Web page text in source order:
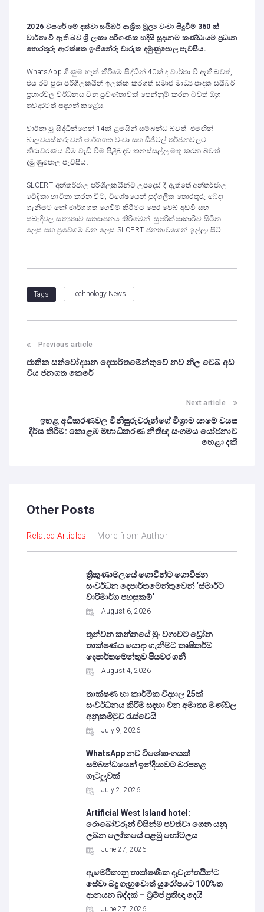
2026 වසරේ මේ දක්වා සයිබර් ආශ්‍රිත මූල්‍ය වංචා සිදුවීම් 360 ක්
වාර්තා වී ඇති බව ශ්‍රී ලංකා පරිගණක හදිසි සූදානම කණ්ඩායම ප්‍රධාන
තොරතුරු ආරක්ෂක ඉංජිනේරු චාරුක දමුණුපොල පැවසීය.
WhatsApp ගිණුම් හැක් කිරීමේ සිද්ධීන් 40ක් ද වාර්තා වී ඇති බවත්,
එය රට පුරා පරිශීලකයින් ඉලක්ක කරගත් සමාජ මාධ්‍ය පාදක සයිබර්
ප්‍රහාරවල වර්ධනය වන ප්‍රවණතාවක් පෙන්නුම් කරන බවත් ඔහු
තවදුරටත් සඳහන් කළේය.
වාර්තා වූ සිද්ධීන්ගෙන් 14ක් ළමයින් සම්බන්ධ බවත්, එමඟින්
බාලවයස්කරුවන් මාර්ගගත වංචා සහ ඩිජිටල් තර්ජනවලට
නිරාවරණය වීම වැඩි වීම පිළිබඳව කනස්සල්ල මතු කරන බවත්
දමුණුපොල පැවසීය.
SLCERT අන්තර්ජාල පරිශීලකයින්ට උපදෙස් දී ඇත්තේ අන්තර්ජාල
වේදිකා භාවිතා කරන විට, විශේෂයෙන් පුද්ගලික තොරතුරු බෙදා
ගැනීමට හෝ මාර්ගගත ගෙවීම් කිරීමට පෙර වෙබ් අඩවි සහ
සබැඳිවල සත්‍යතාව සත්‍යාපනය කිරීමෙන්, සුපරීක්ෂාකාරීව සිටින
ලෙස සහ ප්‍රවේශම් වන ලෙස SLCERT ජනතාවගෙන් ඉල්ලා සිටී.
Tags Technology News
Previous article
ජාතික සත්වෝද්‍යාන දෙපාර්තමේන්තුවේ නව නිල වෙබ් අඩ
විය ජනගත කෙරේ
Next article
ඉහළ අධිකරණවල විනිසුරුවරුන්ගේ විශ්‍රාම යාමේ වයස
දීර්ඝ කිරීම: කොළඹ මහාධිකරණ නීතිඥ සංගමය යෝජනාව
හෙළා දකී
Other Posts
Related Articles More from Author
ත්‍රිකුණාමලයේ ගොවීන්ට ගොවිජන
සංවර්ධන දෙපාර්තමේන්තුවෙන් ‘ස්මාර්ට්
වාරිමාර්ග පහසුකම්‘
August 6, 2026
තුන්වන කන්නයේ මුං වගාවට ඩ්‍රෝන
තාක්ෂණය යොදා ගැනීමට කෘෂිකර්ම
දෙපාර්තමේන්තුව පියවර ගනී
August 4, 2026
තාක්ෂණ හා කාර්මික විද්‍යාල 25ක්
සංවර්ධනය කිරීම සඳහා වන අමාත්‍ය මණ්ඩල
අනුකමිටුව රැස්වෙයි
July 9, 2026
WhatsApp නව විශේෂාංගයක්
සම්බන්ධයෙන් ඉන්දියාවට බරපතළ
ගැටලුවක්
July 2, 2026
Artificial West Island hotel:
රොබෝවරුන් විසින්ම පවත්වා ගෙන යනු
ලබන ලෝකයේ පළමු හෝටලය
June 27, 2026
ඇමෙරිකානු තාක්ෂණික දැවැන්තයින්ට
සේවා බදු ගැහුවොත් යුරෝපයට 100%ත
ආනයන බද්දක් – ට්‍රම්ප් ප්‍රතිඥා දෙයි
June 27, 2026